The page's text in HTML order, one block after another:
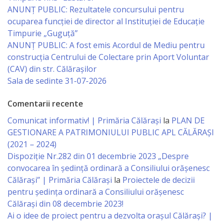
Serviciul
Juridic
Serviciul
în
Reglementarea
Regimului
Funciar
Serviciul
Relaţii
cu
Publicul
ANUNȚ PUBLIC: Rezultatele concursului pentru
ocuparea funcției de director al Instituției de Educație
Timpurie „Guguță”
ANUNȚ PUBLIC: A fost emis Acordul de Mediu pentru
construcția Centrului de Colectare prin Aport Voluntar
(CAV) din str. Călărașilor
Sala de sedinte 31-07-2026
Comentarii recente
Comunicat informativ! | Primăria Călărași la PLAN DE
GESTIONARE A PATRIMONIULUI PUBLIC APL CĂLĂRAȘI
(2021 – 2024)
Dispoziție Nr.282 din 01 decembrie 2023 „Despre
convocarea în ședință ordinară a Consiliului orășenesc
Călărași” | Primăria Călărași la Proiectele de decizii
pentru ședința ordinară a Consiliului orășenesc
Călărași din 08 decembrie 2023!
Ai o idee de proiect pentru a dezvolta orașul Călărași? |